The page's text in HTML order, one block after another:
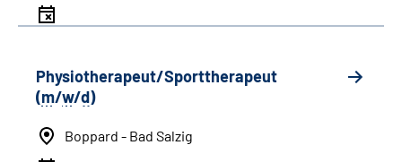
Physiotherapeut/Sporttherapeut
(m/w/d)
Boppard - Bad Salzig